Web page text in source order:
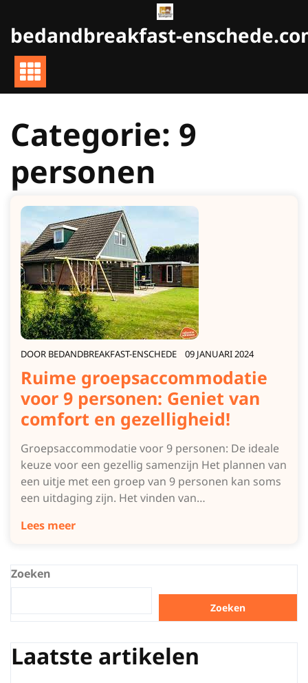
de
inhoud
gaan
bedandbreakfast-
Categorie: 9
personen
DOOR BEDANDBREAKFAST-ENSCHEDE 09 JANUARI 2024
Ruime groepsaccommodatie
voor 9 personen: Geniet van
comfort en gezelligheid!
Groepsaccommodatie voor 9 personen: De ideale
keuze voor een gezellig samenzijn Het plannen van
een uitje met een groep van 9 personen kan soms
een uitdaging zijn. Het vinden van…
Lees meer
Zoeken
Zoeken
Laatste artikelen